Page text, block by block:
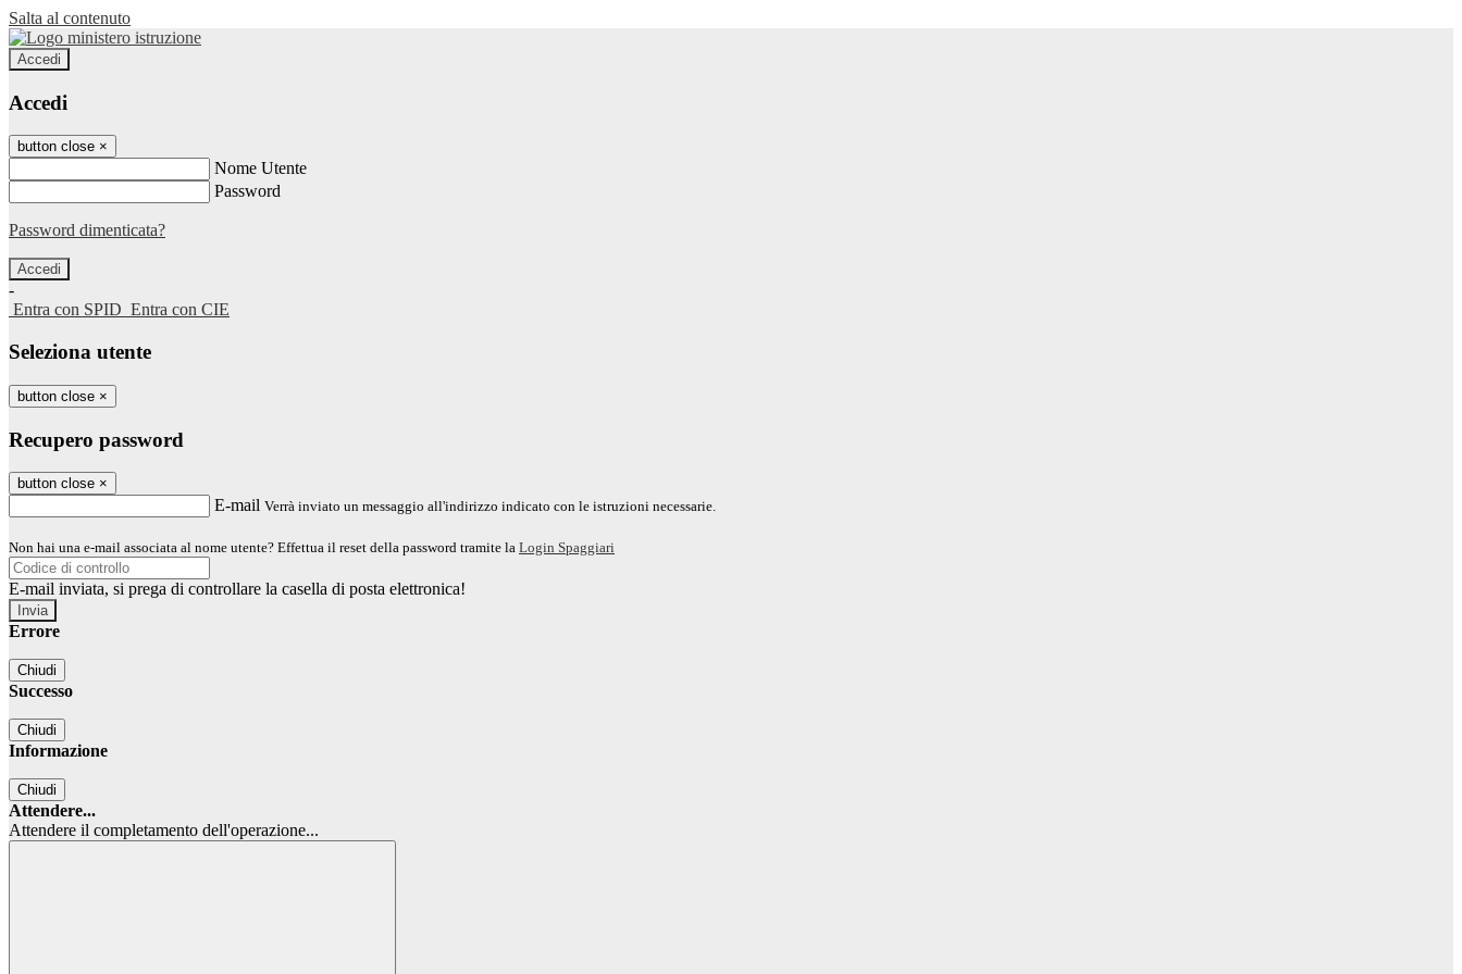
Salta al contenuto
Accedi
Accedi
button close ×
Nome Utente
Password
Password dimenticata?
-
Entra con SPID Entra con CIE
Seleziona utente
button close ×
Recupero password
button close ×
E-mail Verrà inviato un messaggio all'indirizzo indicato con le istruzioni necessarie.
Non hai una e-mail associata al nome utente? Effettua il reset della password tramite la Login Spaggiari
E-mail inviata, si prega di controllare la casella di posta elettronica!
Errore
Chiudi
Successo
Chiudi
Informazione
Chiudi
Attendere...
Attendere il completamento dell'operazione...